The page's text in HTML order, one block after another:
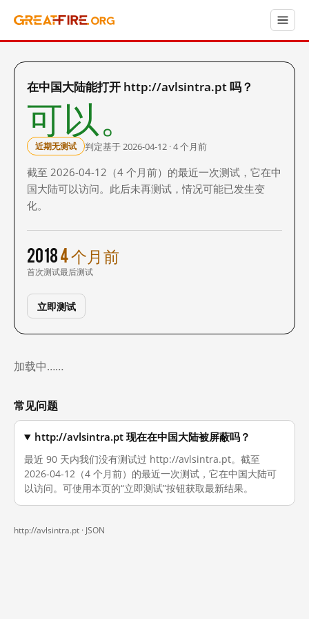
在中国大陆能打开 http://avlsintra.pt 吗？
可以。
近期无测试 判定基于 2026-04-12 · 4 个月前
截至 2026-04-12（4 个月前）的最近一次测试，它在中
国大陆可以访问。此后未再测试，情况可能已发生变
化。
2018
首次测试
4 个月前
最后测试
立即测试
加载中……
常见问题
http://avlsintra.pt 现在在中国大陆被屏蔽吗？
最近 90 天内我们没有测试过 http://avlsintra.pt。截至
2026-04-12（4 个月前）的最近一次测试，它在中国大陆可
以访问。可使用本页的“立即测试”按钮获取最新结果。
http://avlsintra.pt · JSON